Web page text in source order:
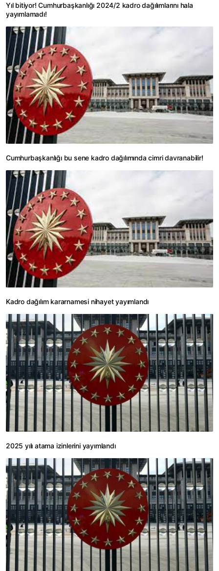
Yıl bitiyor! Cumhurbaşkanlığı 2024/2 kadro dağılımlarını hala
yayımlamadı!
Cumhurbaşkanlığı bu sene kadro dağılımında cimri davranabilir!
Kadro dağılım kararnamesi nihayet yayımlandı
2025 yılı atama izinlerini yayımlandı